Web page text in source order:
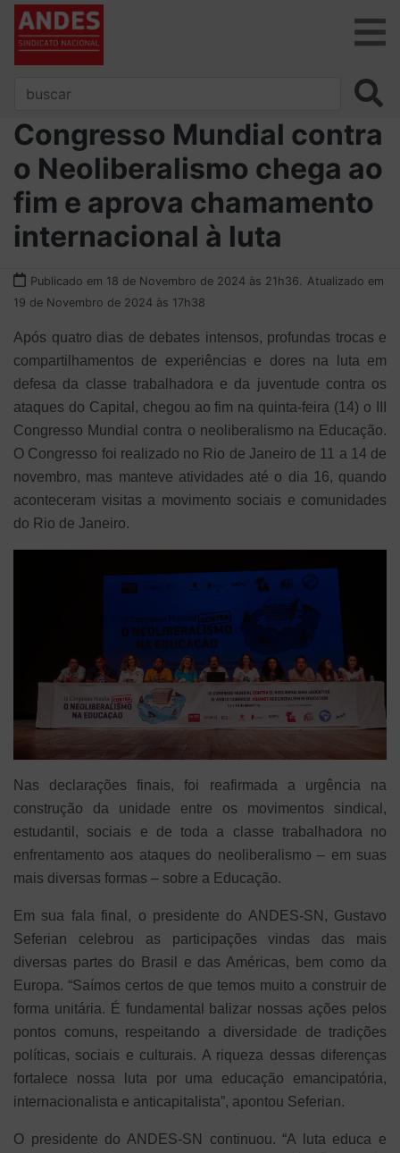
Congresso Mundial contra
o Neoliberalismo chega ao
fim e aprova chamamento
internacional à luta
Publicado em 18 de Novembro de 2024 às 21h36.
Atualizado em
19 de Novembro de 2024 às 17h38
Após quatro dias de debates intensos, profundas trocas e
compartilhamentos de experiências e dores na luta em
defesa da classe trabalhadora e da juventude contra os
ataques do Capital, chegou ao fim na quinta-feira (14) o III
Congresso Mundial contra o neoliberalismo na Educação.
O Congresso foi realizado no Rio de Janeiro de 11 a 14 de
novembro, mas manteve atividades até o dia 16, quando
aconteceram visitas a movimento sociais e comunidades
do Rio de Janeiro.
Nas declarações finais, foi reafirmada a urgência na
construção da unidade entre os movimentos sindical,
estudantil, sociais e de toda a classe trabalhadora no
enfrentamento aos ataques do neoliberalismo – em suas
mais diversas formas – sobre a Educação.
Em sua fala final, o presidente do ANDES-SN, Gustavo
Seferian celebrou as participações vindas das mais
diversas partes do Brasil e das Américas, bem como da
Europa. “Saímos certos de que temos muito a construir de
forma unitária. É fundamental balizar nossas ações pelos
pontos comuns, respeitando a diversidade de tradições
políticas, sociais e culturais. A riqueza dessas diferenças
fortalece nossa luta por uma educação emancipatória,
internacionalista e anticapitalista”, apontou Seferian.
O presidente do ANDES-SN continuou. “A luta educa e